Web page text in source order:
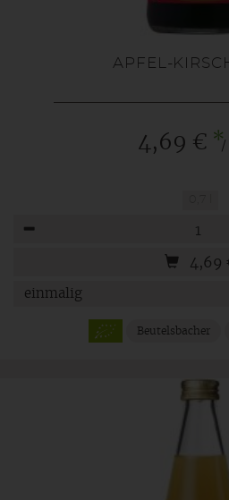
APFEL-
4,69 € */
4,69
Beutelsbacher